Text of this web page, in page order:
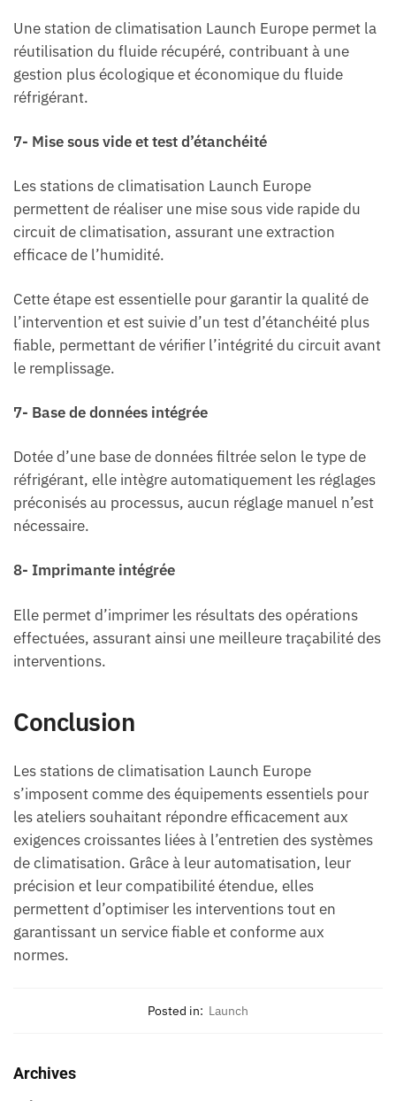
Une station de climatisation Launch Europe permet la
réutilisation du fluide récupéré, contribuant à une
gestion plus écologique et économique du fluide
réfrigérant.
7- Mise sous vide et test d’étanchéité
Les stations de climatisation Launch Europe
permettent de réaliser une mise sous vide rapide du
circuit de climatisation, assurant une extraction
efficace de l’humidité.
Cette étape est essentielle pour garantir la qualité de
l’intervention et est suivie d’un test d’étanchéité plus
fiable, permettant de vérifier l’intégrité du circuit avant
le remplissage.
7- Base de données intégrée
Dotée d’une base de données filtrée selon le type de
réfrigérant, elle intègre automatiquement les réglages
préconisés au processus, aucun réglage manuel n’est
nécessaire.
8- Imprimante intégrée
Elle permet d’imprimer les résultats des opérations
effectuées, assurant ainsi une meilleure traçabilité des
interventions.
Conclusion
Les stations de climatisation Launch Europe
s’imposent comme des équipements essentiels pour
les ateliers souhaitant répondre efficacement aux
exigences croissantes liées à l’entretien des systèmes
de climatisation. Grâce à leur automatisation, leur
précision et leur compatibilité étendue, elles
permettent d’optimiser les interventions tout en
garantissant un service fiable et conforme aux
normes.
Posted in: Launch
Archives